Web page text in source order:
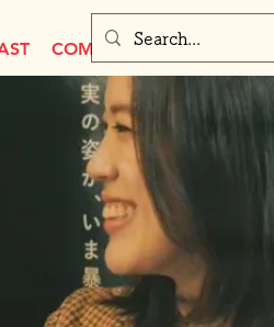
COMMENT THEATER